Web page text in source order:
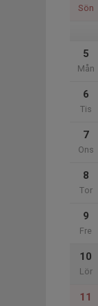
Sön
5
Mån
6
Tis
7
Ons
8
Tor
9
Fre
10
Lör
11